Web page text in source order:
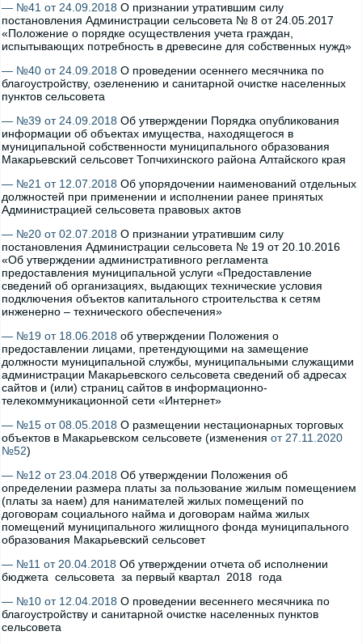
— №41 от 24.09.2018 О признании утратившим силу
постановления Администрации сельсовета № 8 от 24.05.2017
«Положение о порядке осуществления учета граждан,
испытывающих потребность в древесине для собственных нужд»
— №40 от 24.09.2018 О проведении осеннего месячника по
благоустройству, озеленению и санитарной очистке населенных
пунктов сельсовета
— №39 от 24.09.2018 Об утверждении Порядка опубликования
информации об объектах имущества, находящегося в
муниципальной собственности муниципального образования
Макарьевский сельсовет Топчихинского района Алтайского края
— №21 от 12.07.2018 Об упорядочении наименований отдельных
должностей при применении и исполнении ранее принятых
Администрацией сельсовета правовых актов
— №20 от 02.07.2018 О признании утратившим силу
постановления Администрации сельсовета № 19 от 20.10.2016
«Об утверждении административного регламента
предоставления муниципальной услуги «Предоставление
сведений об организациях, выдающих технические условия
подключения объектов капитального строительства к сетям
инженерно – технического обеспечения»
— №19 от 18.06.2018 об утверждении Положения о
предоставлении лицами, претендующими на замещение
должности муниципальной службы, муниципальными служащими
администрации Макарьевского сельсовета сведений об адресах
сайтов и (или) страниц сайтов в информационно-
телекоммуникационной сети «Интернет»
— №15 от 08.05.2018 О размещении нестационарных торговых
объектов в Макарьевском сельсовете (изменения от 27.11.2020
№52)
— №12 от 23.04.2018 Об утверждении Положения об
определении размера платы за пользование жилым помещением
(платы за наем) для нанимателей жилых помещений по
договорам социального найма и договорам найма жилых
помещений муниципального жилищного фонда муниципального
образования Макарьевский сельсовет
— №11 от 20.04.2018 Об утверждении отчета об исполнении
бюджета сельсовета за первый квартал 2018 года
— №10 от 12.04.2018 О проведении весеннего месячника по
благоустройству и санитарной очистке населенных пунктов
сельсовета